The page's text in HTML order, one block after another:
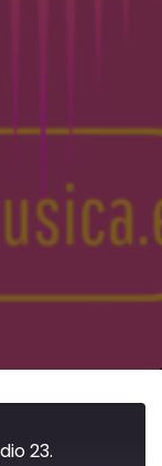
23.